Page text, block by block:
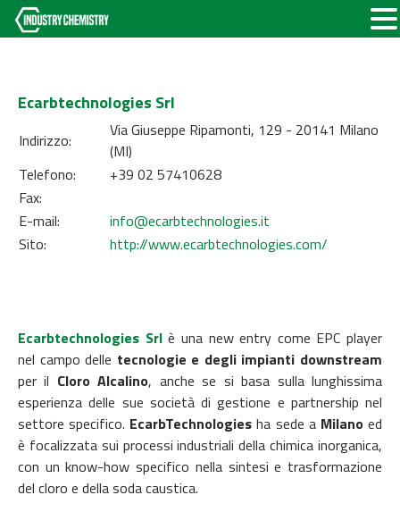
Ecarbtechnologies Srl
Indirizzo:
Via Giuseppe Ripamonti, 129 - 20141 Milano
(MI)
Telefono:
+39 02 57410628
Fax:
E-mail:
info@ecarbtechnologies.it
Sito:
http://www.ecarbtechnologies.com/
Ecarbtechnologies Srlè una new entry come EPC player
nel campo delle tecnologie e degli impianti downstream
per il Cloro Alcalino, anche se si basa sulla lunghissima
esperienza delle sue società di gestione e partnership nel
settore specifico. EcarbTechnologies ha sede a Milanoed
è focalizzata sui processi industriali della chimica inorganica,
con un know-how specifico nella sintesi e trasformazione
del cloro e della soda caustica.